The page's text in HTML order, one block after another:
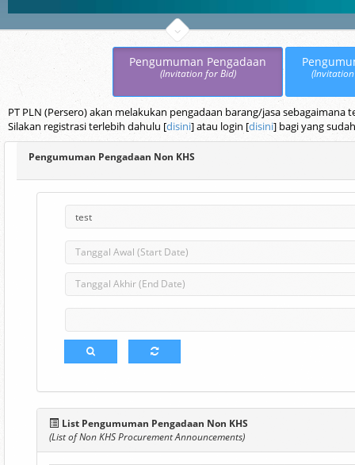
Pengumuman Pengadaan
(Invitation for Bid)
PT PLN (Persero) akan melakukan pengadaan barang/jasa
Silakan registrasi terlebih dahulu [disini] atau login [disini] bagi yang
Pengumuman Pengadaan Non KHS
List Pengumuman Pengadaan Non KHS
(List of Non KHS Procurement Announcements)